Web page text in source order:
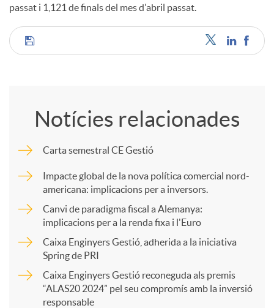
passat i 1,121 de finals del mes d'abril passat.
C
p
a
Notícies relacionades
Carta semestral CE Gestió
Impacte global de la nova política comercial nord-
americana: implicacions per a inversors.
Canvi de paradigma fiscal a Alemanya:
implicacions per a la renda fixa i l'Euro
Caixa Enginyers Gestió, adherida a la iniciativa
Spring de PRI
Caixa Enginyers Gestió reconeguda als premis
“ALAS20 2024” pel seu compromís amb la inversió
responsable